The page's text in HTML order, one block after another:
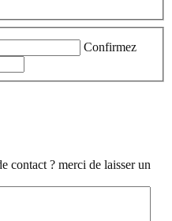
Confirmez
contact ? merci de laisser un